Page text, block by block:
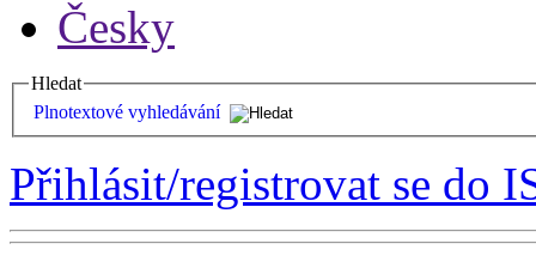
Česky
Hledat
Plnotextové vyhledávání
Přihlásit/registrovat se do